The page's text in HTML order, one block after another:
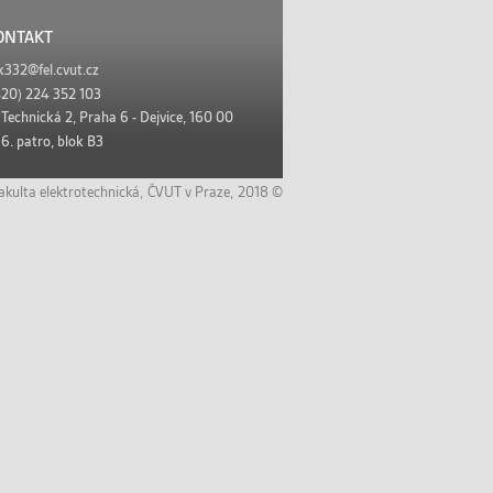
k332@fel.cvut.cz
224 352 103
Technická 2, Praha 6 - Dejvice, 160 00
6. patro, blok B3
elektrotechnická, ČVUT v Praze, 2018 ©